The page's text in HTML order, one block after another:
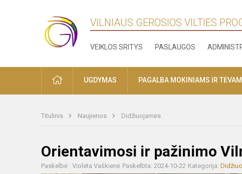
VILNIAUS GEROSIOS VILTIES
VEIKLOS SRITYS PASLAUGOS
PRADŽIAUGDYMAS PAGALBA MOKINIAMS IR
Titulinis Naujienos Didžiuojamės
Orientavimosi ir pažinimo
Paskelbė : Violeta Vaškienė Paskelbta: 2024-10-22 Kategorija: